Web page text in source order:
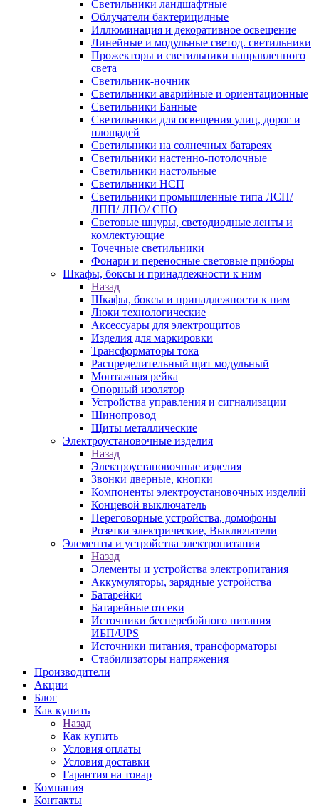
Светильники ландшафтные
Облучатели бактерицидные
Иллюминация и декоративное освещение
Линейные и модульные светод. светильники
Прожекторы и светильники направленного
света
Светильник-ночник
Светильники аварийные и ориентационные
Светильники Банные
Светильники для освещения улиц, дорог и
площадей
Светильники на солнечных батареях
Светильники настенно-потолочные
Светильники настольные
Светильники НСП
Светильники промышленные типа ЛСП/
ЛПП/ ЛПО/ СПО
Световые шнуры, светодиодные ленты и
комлектующие
Точечные светильники
Фонари и переносные световые приборы
Шкафы, боксы и принадлежности к ним
Назад
Шкафы, боксы и принадлежности к ним
Люки технологические
Аксессуары для электрощитов
Изделия для маркировки
Трансформаторы тока
Распределительный щит модульный
Монтажная рейка
Опорный изолятор
Устройства управления и сигнализации
Шинопровод
Щиты металлические
Электроустановочные изделия
Назад
Электроустановочные изделия
Звонки дверные, кнопки
Компоненты электроустановочных изделий
Концевой выключатель
Переговорные устройства, домофоны
Розетки электрические, Выключатели
Элементы и устройства электропитания
Назад
Элементы и устройства электропитания
Аккумуляторы, зарядные устройства
Батарейки
Батарейные отсеки
Источники бесперебойного питания
ИБП/UPS
Источники питания, трансформаторы
Стабилизаторы напряжения
Производители
Акции
Блог
Как купить
Назад
Как купить
Условия оплаты
Условия доставки
Гарантия на товар
Компания
Контакты